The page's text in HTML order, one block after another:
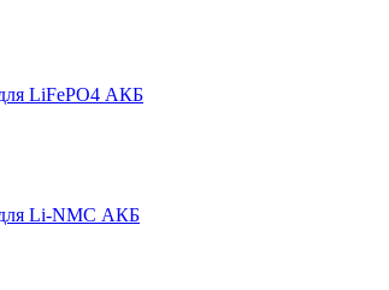
LiFePO4 АКБ
Li-NMC АКБ